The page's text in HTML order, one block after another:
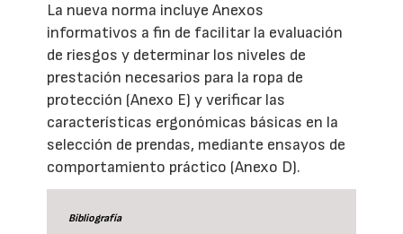
La nueva norma incluye Anexos
informativos a fin de facilitar la evaluación
de riesgos y determinar los niveles de
prestación necesarios para la ropa de
protección (Anexo E) y verificar las
características ergonómicas básicas en la
selección de prendas, mediante ensayos de
comportamiento práctico (Anexo D).
Bibliografía